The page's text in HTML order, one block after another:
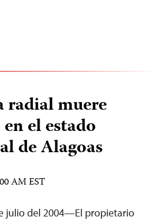
radial muere
el estado
de Alagoas
AM EST
julio del 2004—El propietario